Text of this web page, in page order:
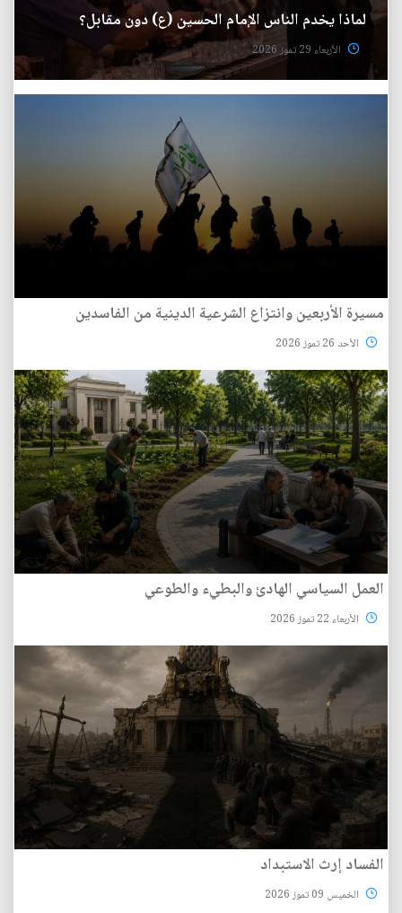
لماذا يخدم الناس الإمام الحسين (ع) دون مقابل؟
الأربعاء 29 تموز 2026
مسيرة الأربعين وانتزاع الشرعية الدينية من الفاسدين
الأحد 26 تموز 2026
العمل السياسي الهادئ والبطيء والطوعي
الأربعاء 22 تموز 2026
الفساد إرث الاستبداد
الخميس 09 تموز 2026